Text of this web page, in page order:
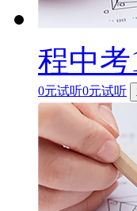
程中
0元试听0元试听